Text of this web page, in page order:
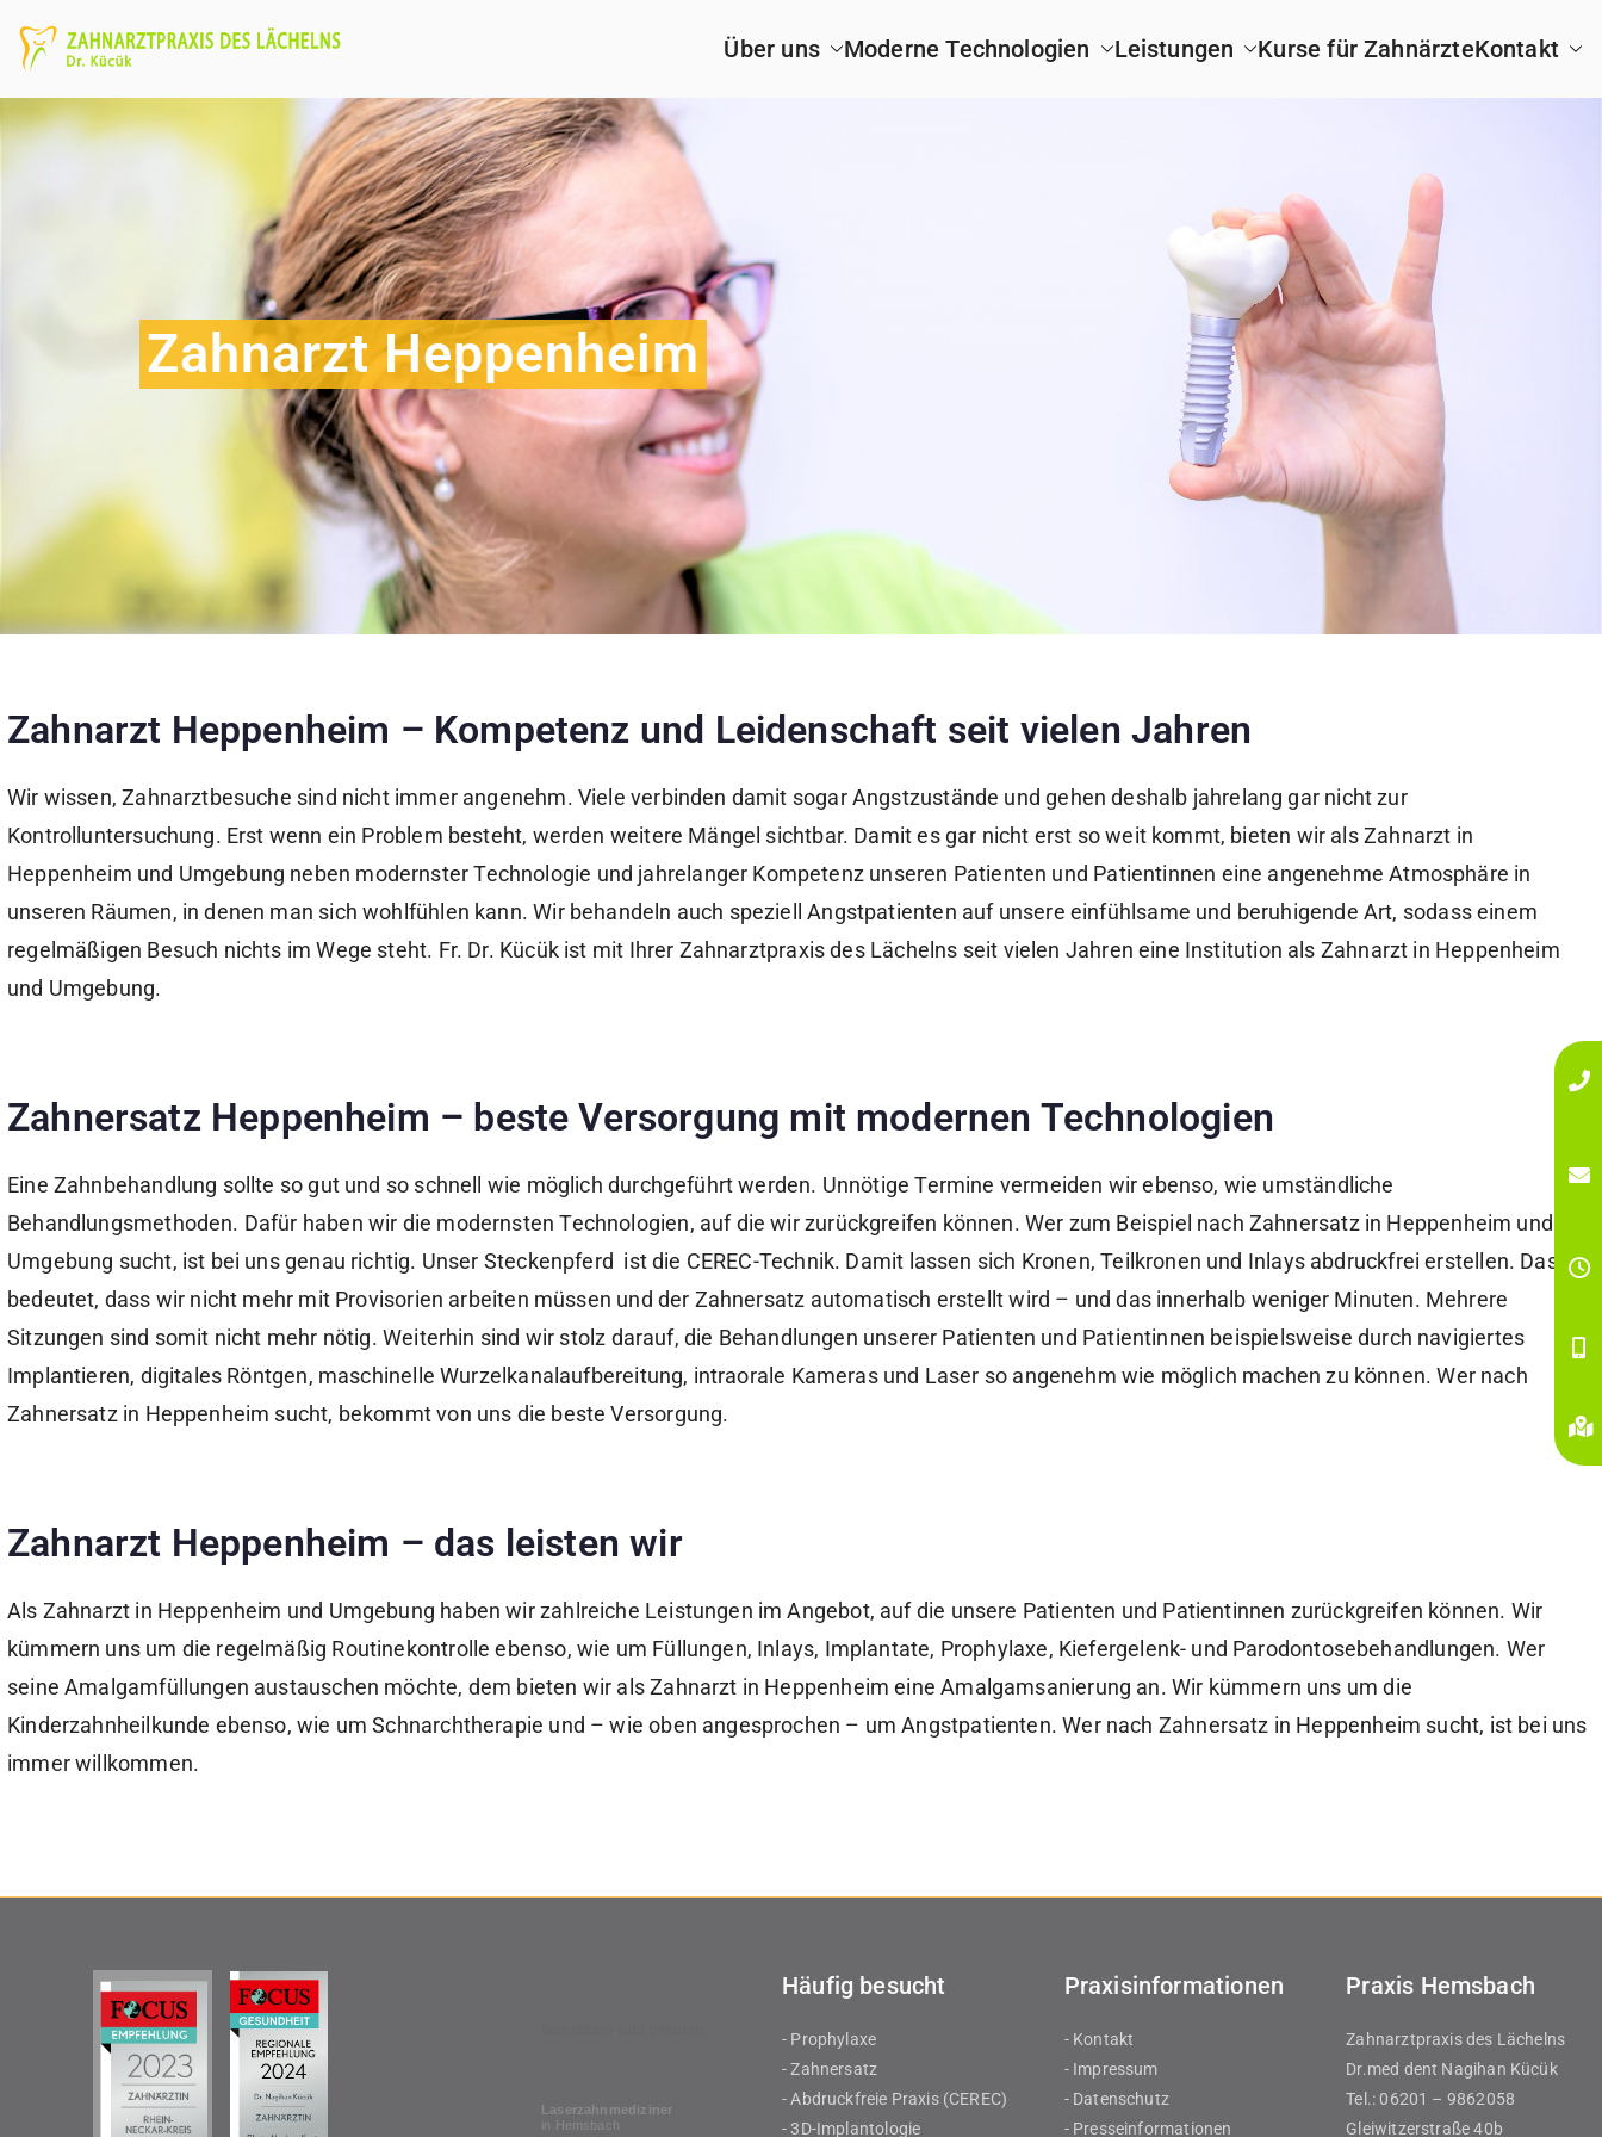
Über uns Moderne Technologien Leistungen Kurse für ZahnärzteKontakt
Zahnarzt Heppenheim
Zahnarzt Heppenheim – Kompetenz und Leidenschaft seit vielen Jahren
Wir wissen, Zahnarztbesuche sind nicht immer angenehm. Viele verbinden damit sogar Angstzustände und gehen deshalb jahrelang gar nicht zur
Kontrolluntersuchung. Erst wenn ein Problem besteht, werden weitere Mängel sichtbar. Damit es gar nicht erst so weit kommt, bieten wir als Zahnarzt in
Heppenheim und Umgebung neben modernster Technologie und jahrelanger Kompetenz unseren Patienten und Patientinnen eine angenehme Atmosphäre in
unseren Räumen, in denen man sich wohlfühlen kann. Wir behandeln auch speziell Angstpatienten auf unsere einfühlsame und beruhigende Art, sodass einem
regelmäßigen Besuch nichts im Wege steht. Fr. Dr. Kücük ist mit Ihrer Zahnarztpraxis des Lächelns seit vielen Jahren eine Institution als Zahnarzt in Heppenheim
und Umgebung.
Zahnersatz Heppenheim – beste Versorgung mit modernen Technologien
Eine Zahnbehandlung sollte so gut und so schnell wie möglich durchgeführt werden. Unnötige Termine vermeiden wir ebenso, wie umständliche
Behandlungsmethoden. Dafür haben wir die modernsten Technologien, auf die wir zurückgreifen können. Wer zum Beispiel nach Zahnersatz in Heppenheim und
Umgebung sucht, ist bei uns genau richtig. Unser Steckenpferd ist die CEREC-Technik. Damit lassen sich Kronen, Teilkronen und Inlays abdruckfrei erstellen. Das
bedeutet, dass wir nicht mehr mit Provisorien arbeiten müssen und der Zahnersatz automatisch erstellt wird – und das innerhalb weniger Minuten. Mehrere
Sitzungen sind somit nicht mehr nötig. Weiterhin sind wir stolz darauf, die Behandlungen unserer Patienten und Patientinnen beispielsweise durch navigiertes
Implantieren, digitales Röntgen, maschinelle Wurzelkanalaufbereitung, intraorale Kameras und Laser so angenehm wie möglich machen zu können. Wer nach
Zahnersatz in Heppenheim sucht, bekommt von uns die beste Versorgung.
Zahnarzt Heppenheim – das leisten wir
Als Zahnarzt in Heppenheim und Umgebung haben wir zahlreiche Leistungen im Angebot, auf die unsere Patienten und Patientinnen zurückgreifen können. Wir
kümmern uns um die regelmäßig Routinekontrolle ebenso, wie um Füllungen, Inlays, Implantate, Prophylaxe, Kiefergelenk- und Parodontosebehandlungen. Wer
seine Amalgamfüllungen austauschen möchte, dem bieten wir als Zahnarzt in Heppenheim eine Amalgamsanierung an. Wir kümmern uns um die
Kinderzahnheilkunde ebenso, wie um Schnarchtherapie und – wie oben angesprochen – um Angstpatienten. Wer nach Zahnersatz in Heppenheim sucht, ist bei uns
immer willkommen.
Laserzahnmediziner
in Hemsbach
Häufig besucht
- Prophylaxe
- Zahnersatz
- Abdruckfreie Praxis (CEREC)
- 3D-Implantologie
Praxisinformationen
- Kontakt
- Impressum
- Datenschutz
- Presseinformationen
Praxis Hemsbach
Zahnarztpraxis des Lächelns
Dr.med dent Nagihan Kücük
Tel.: 06201 – 9862058
Gleiwitzerstraße 40b